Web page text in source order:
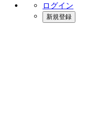
ログイン
新規登録